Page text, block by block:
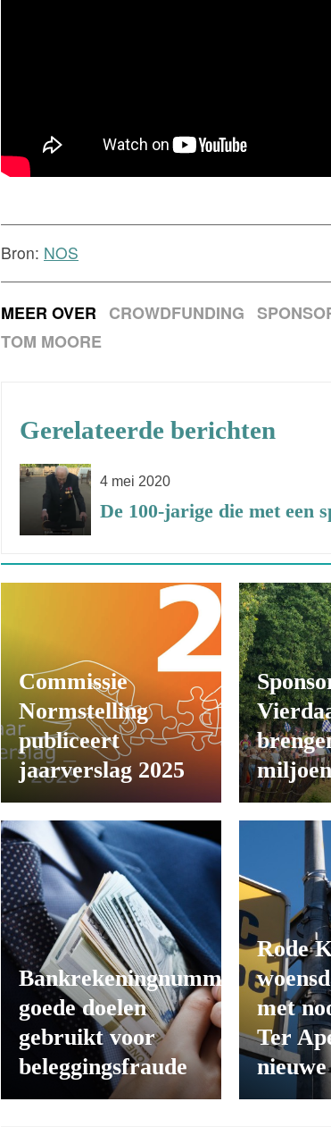
Bron: NOS
MEER OVER CROWDFUNDING
TOM MOORE
Gerelateerde berichten
4 mei 2020
De 100-jarige die met een
Commissie
Normstelling
publiceert
jaarverslag 2025
Bankrekeningnummers
goede doelen
gebruikt voor
beleggingsfraude
Rode
met
Ter